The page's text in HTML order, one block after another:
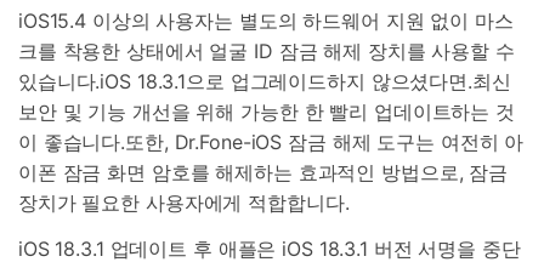
iOS15.4 이상의 사용자는 별도의 하드웨어 지원 없이 마스
크를 착용한 상태에서 얼굴 ID 잠금 해제 장치를 사용할 수
있습니다.iOS 18.3.1으로 업그레이드하지 않으셨다면.최신
보안 및 기능 개선을 위해 가능한 한 빨리 업데이트하는 것
이 좋습니다.또한, Dr.Fone-iOS 잠금 해제 도구는 여전히 아
이폰 잠금 화면 암호를 해제하는 효과적인 방법으로, 잠금
장치가 필요한 사용자에게 적합합니다.
iOS 18.3.1 업데이트 후 애플은 iOS 18.3.1 버전 서명을 중단